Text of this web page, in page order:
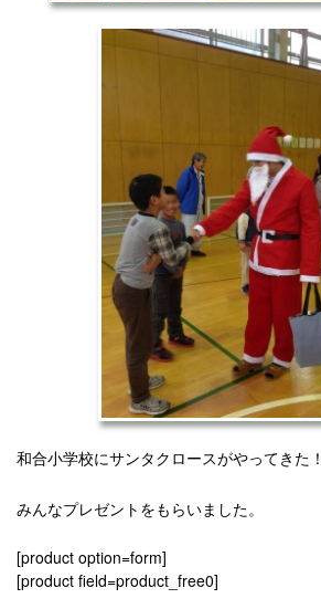
和合小学校にサンタクロースがやってきた！
みんなプレゼントをもらいました。
[product option=form]
[product field=product_free0]